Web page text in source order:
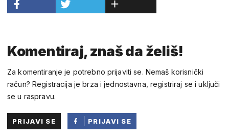
Komentiraj, znaš da želiš!
Za komentiranje je potrebno prijaviti se. Nemaš korisnički
račun? Registracija je brza i jednostavna, registriraj se i uključi
se u raspravu.
PRIJAVI SE
PRIJAVI SE